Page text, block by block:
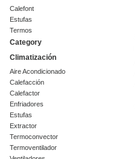
Calefont
Estufas
Termos
Category
Climatización
Aire Acondicionado
Calefacción
Calefactor
Enfriadores
Estufas
Extractor
Termoconvector
Termoventilador